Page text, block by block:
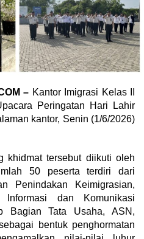
– Kantor Imigrasi Kelas II
Peringatan Hari Lahir
kantor, Senin (1/6/2026)
khidmat tersebut diikuti oleh
50 peserta terdiri dari
Penindakan Keimigrasian,
dan Komunikasi
Bagian Tata Usaha, ASN,
bentuk penghormatan